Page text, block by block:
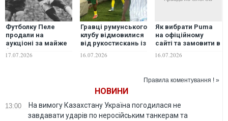
Футболку Пеле
продали на
аукціоні за майже
$5 мільйонів
17.07.2026
Гравці румунського
клубу відмовилися
від рукостискань із
командою з
Білорусі в Лізі
16.07.2026
Як вибрати Puma
на офіційному
сайті та замовити в
Україну
16.07.2026
Правила коментування ! »
НОВИНИ
13:00
На вимогу Казахстану Україна погодилася не
завдавати ударів по неросійським танкерам та